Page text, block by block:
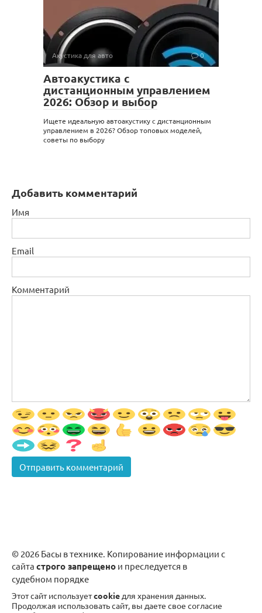
Акустика для авто 0
Автоакустика с
дистанционным управлением
2026: Обзор и выбор
Ищете идеальную автоакустику с дистанционным
управлением в 2026? Обзор топовых моделей,
советы по выбору
Добавить комментарий
Имя
Email
Комментарий
© 2026 Басы в технике. Копирование информации с
сайта строго запрещено и преследуется в
судебном порядке
Этот сайт используетcookie для хранения данных.
Продолжая использовать сайт, вы даете свое согласие